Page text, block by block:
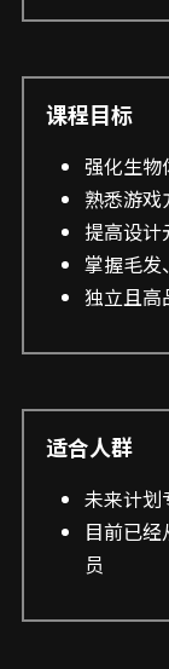
课程目标
强化生物
熟悉游戏
提高设计
掌握毛发
独立且高
适合人群
未来计划
目前已
员